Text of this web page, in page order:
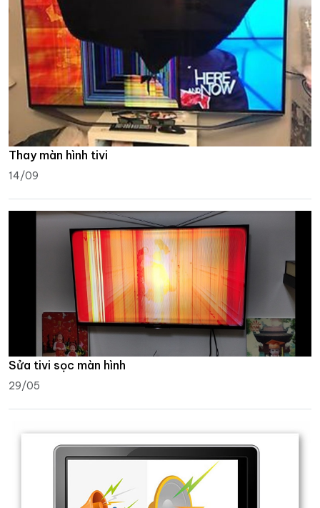
Thay màn hình tivi
14/09
Sửa tivi sọc màn hình
29/05